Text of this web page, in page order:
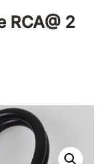
RCA@ 2